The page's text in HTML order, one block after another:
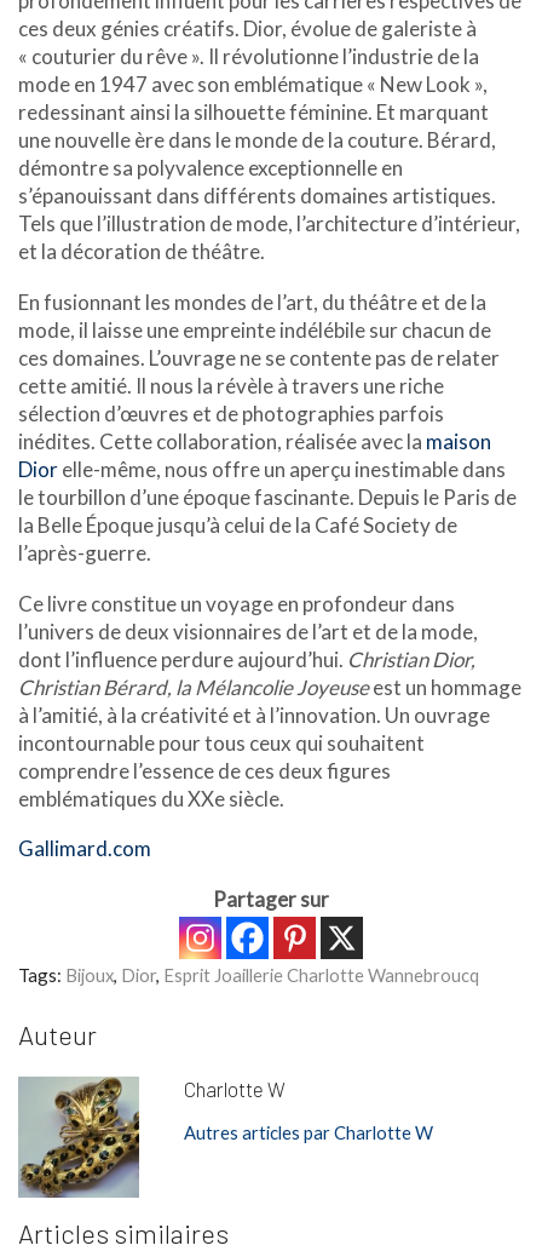
ces deux génies créatifs. Dior, évolue de galeriste à
« couturier du rêve ». Il révolutionne l’industrie de la
mode en 1947 avec son emblématique « New Look »,
redessinant ainsi la silhouette féminine. Et marquant
une nouvelle ère dans le monde de la couture. Bérard,
démontre sa polyvalence exceptionnelle en
s’épanouissant dans différents domaines artistiques.
Tels que l’illustration de mode, l’architecture d’intérieur,
et la décoration de théâtre.
En fusionnant les mondes de l’art, du théâtre et de la
mode, il laisse une empreinte indélébile sur chacun de
ces domaines. L’ouvrage ne se contente pas de relater
cette amitié. Il nous la révèle à travers une riche
sélection d’œuvres et de photographies parfois
inédites. Cette collaboration, réalisée avec la maison
Diorelle-même, nous offre un aperçu inestimable dans
le tourbillon d’une époque fascinante. Depuis le Paris de
la Belle Époque jusqu’à celui de la Café Society de
l’après-guerre.
Ce livre constitue un voyage en profondeur dans
l’univers de deux visionnaires de l’art et de la mode,
dont l’influence perdure aujourd’hui. Christian Dior,
Christian Bérard, la Mélancolie Joyeuseest un hommage
à l’amitié, à la créativité et à l’innovation. Un ouvrage
incontournable pour tous ceux qui souhaitent
comprendre l’essence de ces deux figures
emblématiques du XXe siècle.
Gallimard.com
Partager sur
Tags: Bijoux, Dior, Esprit Joaillerie Charlotte Wannebroucq
Auteur
Charlotte W
Autres articles par Charlotte W
Articles similaires